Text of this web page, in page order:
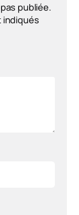
publiée.
indiqués